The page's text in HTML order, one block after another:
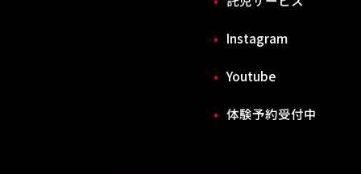
Instagram
Youtube
体験予約受付中